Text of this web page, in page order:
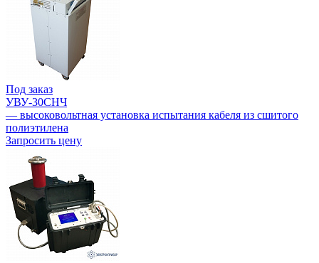
Под заказ
УВУ-30СНЧ
— высоковольтная установка испытания кабеля из сшитого
полиэтилена
Запросить цену